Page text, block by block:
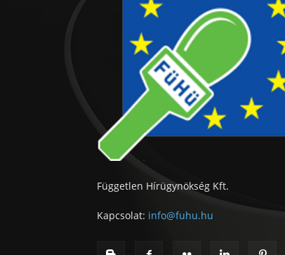
Független Hírügynökség Kft.
Kapcsolat: info@fuhu.hu